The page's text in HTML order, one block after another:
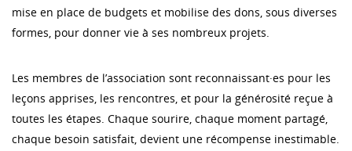
mise en place de budgets et mobilise des dons, sous diverses
formes, pour donner vie à ses nombreux projets.
Les membres de l’association sont reconnaissant·es pour les
leçons apprises, les rencontres, et pour la générosité reçue à
toutes les étapes. Chaque sourire, chaque moment partagé,
chaque besoin satisfait, devient une récompense inestimable.